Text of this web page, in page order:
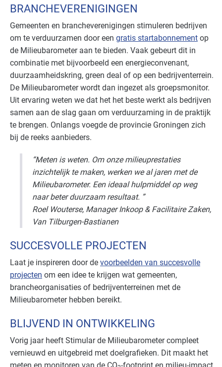
BRANCHEVERENIGINGEN
Gemeenten en brancheverenigingen stimuleren bedrijven
om te verduurzamen door een gratis startabonnement op
de Milieubarometer aan te bieden. Vaak gebeurt dit in
combinatie met bijvoorbeeld een energieconvenant,
duurzaamheidskring, green deal of op een bedrijventerrein.
De Milieubarometer wordt dan ingezet als groepsmonitor.
Uit ervaring weten we dat het het beste werkt als bedrijven
samen aan de slag gaan om verduurzaming in de praktijk
te brengen. Onlangs voegde de provincie Groningen zich
bij de reeks aanbieders.
“Meten is weten. Om onze milieuprestaties
inzichtelijk te maken, werken we al jaren met de
Milieubarometer. Een ideaal hulpmiddel op weg
naar beter duurzaam resultaat. ”
Roel Wouterse, Manager Inkoop & Facilitaire Zaken,
Van Tilburgen-Bastianen
SUCCESVOLLE PROJECTEN
Laat je inspireren door de voorbeelden van succesvolle
projecten om een idee te krijgen wat gemeenten,
brancheorganisaties of bedrijventerreinen met de
Milieubarometer hebben bereikt.
BLIJVEND IN ONTWIKKELING
Vorig jaar heeft Stimular de Milieubarometer compleet
vernieuwd en uitgebreid met doelgrafieken. Dit maakt het